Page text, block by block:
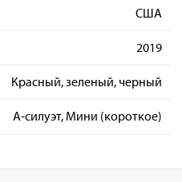
США
2019
Красный, зеленый, черный
А-силуэт, Мини (короткое)